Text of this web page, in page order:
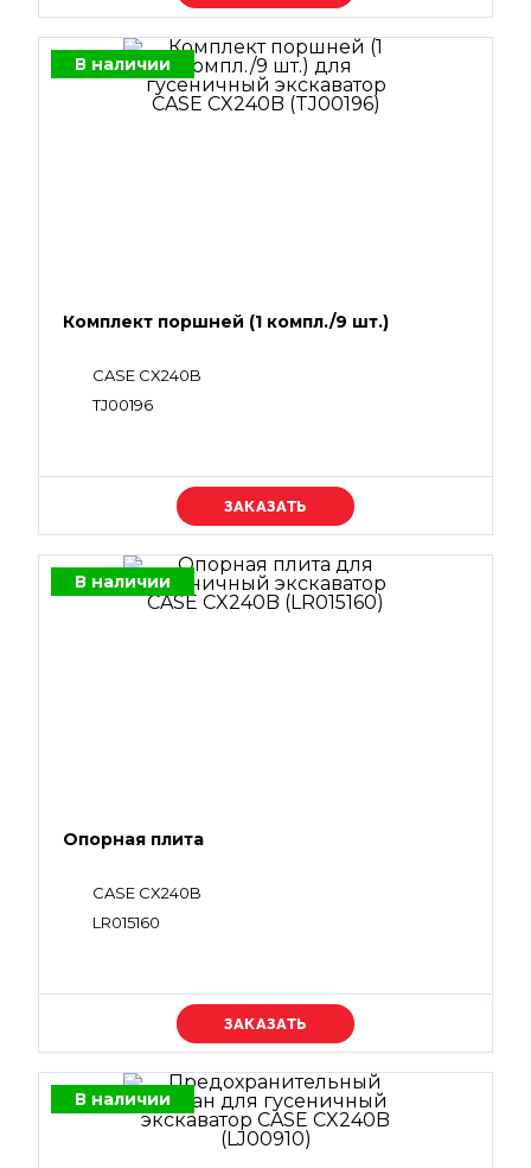
В наличии
Комплект поршней (1 компл./9 шт.)
CASE CX240B
TJ00196
Уточняйте цену
В наличии
Опорная плита
CASE CX240B
LR015160
Уточняйте цену
В наличии